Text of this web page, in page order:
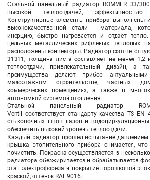
Стальной панельный радиатор ROMMER 33/
высокой теплоотдачей,
Конструктивные элементы прибора выполнены
высококачественной стали - материала,
инерцию, быстро нагревается и отдает
цельных металлических рифлёных тепловых
расположены конвекторы. Радиатор
31311, толщина листа составляет не менее 1,2
теплоотдачи, привлекательный дизайн, а
преимущества делают прибор
малоэтажном строительстве, частных
коммерческих помещениях, а также в
автономной системой отопления.
Стальной панельный радиатор
Ventil соответствует стандарту качества TS EN
стыковочных швов пазов и
обеспечить высокий уровень теплоотдачи.
Каждый радиатор прошел испытание давлением
крышка отопительного прибора снимается, что
почистить. Покраска осуществляется в
радиатора обезжиривается и обрабатывается
этап электрофореза и покрытие порошковой
краской, оттенок RAL 9016.